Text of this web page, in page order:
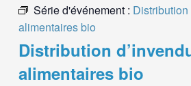
Série d'événement : Distribution
alimentaires bio
Distribution
alimentaires bio